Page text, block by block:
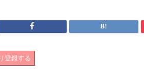
登録する